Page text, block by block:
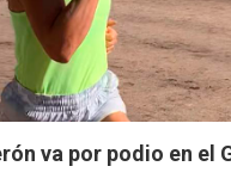
va por podio en el